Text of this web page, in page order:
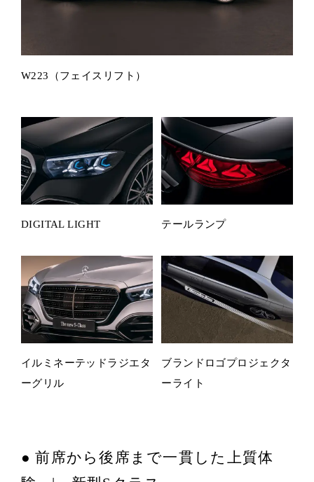
W223（フェイスリフト）
DIGITAL LIGHT テールランプ
イルミネーテッドラジエタ
ーグリル
ブランドロゴプロジェクタ
ーライト
● 前席から後席まで一貫した上質体